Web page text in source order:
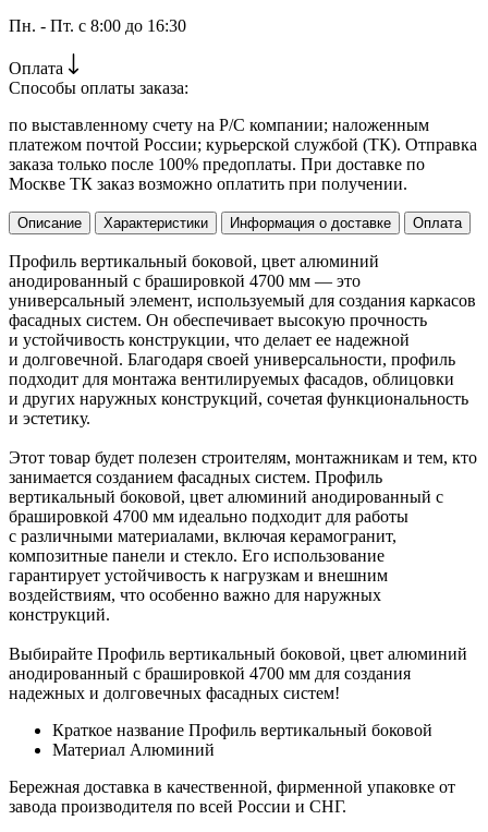
Пн. - Пт. с 8:00 до 16:30
Оплата
Способы оплаты заказа:
по выставленному счету на Р/С компании; наложенным
платежом почтой России; курьерской службой (ТК). Отправка
заказа только после 100% предоплаты. При доставке по
Москве ТК заказ возможно оплатить при получении.
Описание Характеристики Информация о доставке Оплата
Профиль вертикальный боковой, цвет алюминий
анодированный с брашировкой 4700 мм — это
универсальный элемент, используемый для создания каркасов
фасадных систем. Он обеспечивает высокую прочность
и устойчивость конструкции, что делает ее надежной
и долговечной. Благодаря своей универсальности, профиль
подходит для монтажа вентилируемых фасадов, облицовки
и других наружных конструкций, сочетая функциональность
и эстетику.
Этот товар будет полезен строителям, монтажникам и тем, кто
занимается созданием фасадных систем. Профиль
вертикальный боковой, цвет алюминий анодированный с
брашировкой 4700 мм идеально подходит для работы
с различными материалами, включая керамогранит,
композитные панели и стекло. Его использование
гарантирует устойчивость к нагрузкам и внешним
воздействиям, что особенно важно для наружных
конструкций.
Выбирайте Профиль вертикальный боковой, цвет алюминий
анодированный с брашировкой 4700 мм для создания
надежных и долговечных фасадных систем!
Краткое название Профиль вертикальный боковой
Материал Алюминий
Бережная доставка в качественной, фирменной упаковке от
завода производителя по всей России и СНГ.